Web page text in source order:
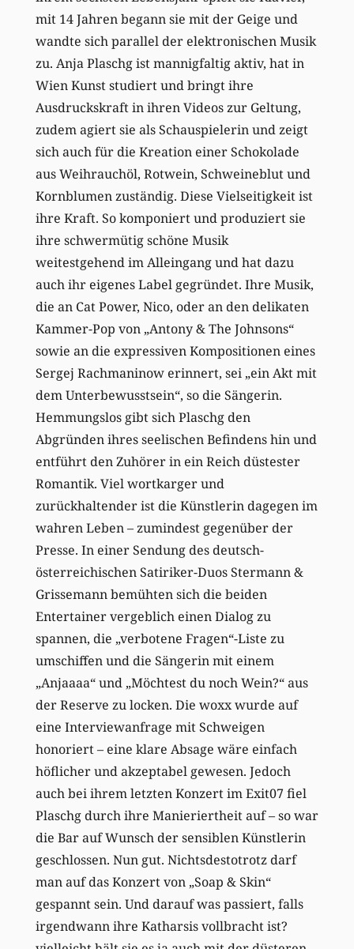
mit 14 Jahren begann sie mit der Geige und
wandte sich parallel der elektronischen Musik
zu. Anja Plaschg ist mannigfaltig aktiv, hat in
Wien Kunst studiert und bringt ihre
Ausdruckskraft in ihren Videos zur Geltung,
zudem agiert sie als Schauspielerin und zeigt
sich auch für die Kreation einer Schokolade
aus Weihrauchöl, Rotwein, Schweineblut und
Kornblumen zuständig. Diese Vielseitigkeit ist
ihre Kraft. So komponiert und produziert sie
ihre schwermütig schöne Musik
weitestgehend im Alleingang und hat dazu
auch ihr eigenes Label gegründet. Ihre Musik,
die an Cat Power, Nico, oder an den delikaten
Kammer-Pop von „Antony & The Johnsons“
sowie an die expressiven Kompositionen eines
Sergej Rachmaninow erinnert, sei „ein Akt mit
dem Unterbewusstsein“, so die Sängerin.
Hemmungslos gibt sich Plaschg den
Abgründen ihres seelischen Befindens hin und
entführt den Zuhörer in ein Reich düstester
Romantik. Viel wortkarger und
zurückhaltender ist die Künstlerin dagegen im
wahren Leben – zumindest gegenüber der
Presse. In einer Sendung des deutsch-
österreichischen Satiriker-Duos Stermann &
Grissemann bemühten sich die beiden
Entertainer vergeblich einen Dialog zu
spannen, die „verbotene Fragen“-Liste zu
umschiffen und die Sängerin mit einem
„Anjaaaa“ und „Möchtest du noch Wein?“ aus
der Reserve zu locken. Die woxx wurde auf
eine Interviewanfrage mit Schweigen
honoriert – eine klare Absage wäre einfach
höflicher und akzeptabel gewesen. Jedoch
auch bei ihrem letzten Konzert im Exit07 fiel
Plaschg durch ihre Manieriertheit auf – so war
die Bar auf Wunsch der sensiblen Künstlerin
geschlossen. Nun gut. Nichtsdestotrotz darf
man auf das Konzert von „Soap & Skin“
gespannt sein. Und darauf was passiert, falls
irgendwann ihre Katharsis vollbracht ist?